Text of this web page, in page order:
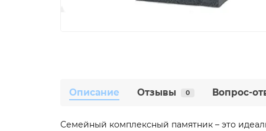
Описание Отзывы 0 Вопрос-
Семейный комплексный памятник – это